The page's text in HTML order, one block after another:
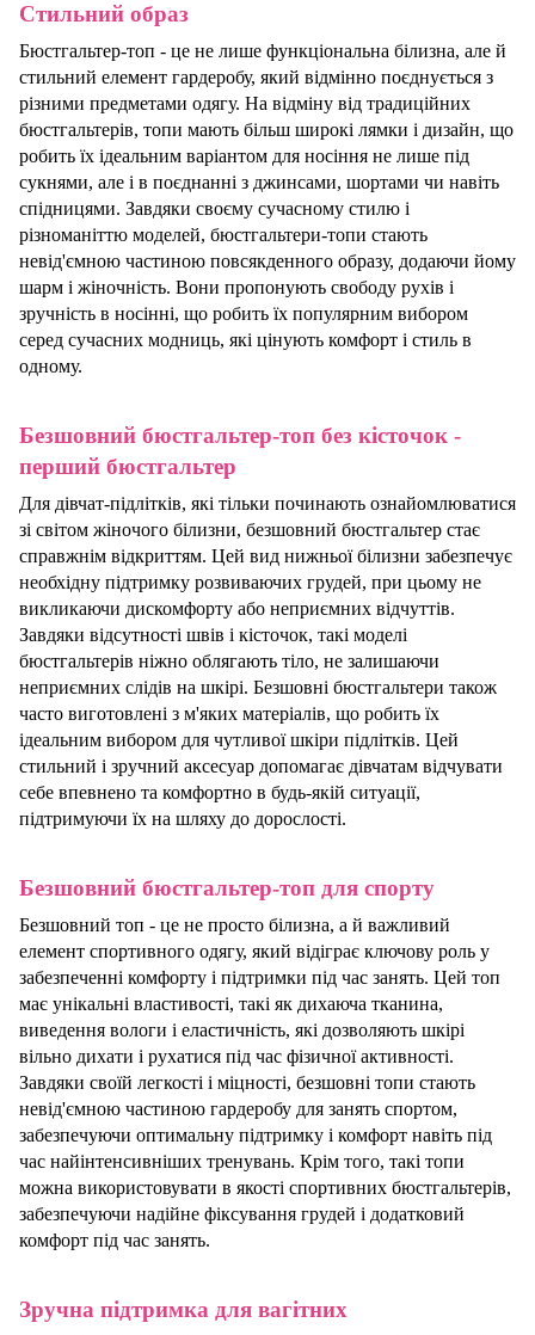
Стильний образ
Бюстгальтер-топ - це не лише функціональна білизна, але й
стильний елемент гардеробу, який відмінно поєднується з
різними предметами одягу. На відміну від традиційних
бюстгальтерів, топи мають більш широкі лямки і дизайн, що
робить їх ідеальним варіантом для носіння не лише під
сукнями, але і в поєднанні з джинсами, шортами чи навіть
спідницями. Завдяки своєму сучасному стилю і
різноманіттю моделей, бюстгальтери-топи стають
невід'ємною частиною повсякденного образу, додаючи йому
шарм і жіночність. Вони пропонують свободу рухів і
зручність в носінні, що робить їх популярним вибором
серед сучасних модниць, які цінують комфорт і стиль в
одному.
Безшовний бюстгальтер-топ без кісточок -
перший бюстгальтер
Для дівчат-підлітків, які тільки починають ознайомлюватися
зі світом жіночого білизни, безшовний бюстгальтер стає
справжнім відкриттям. Цей вид нижньої білизни забезпечує
необхідну підтримку розвиваючих грудей, при цьому не
викликаючи дискомфорту або неприємних відчуттів.
Завдяки відсутності швів і кісточок, такі моделі
бюстгальтерів ніжно облягають тіло, не залишаючи
неприємних слідів на шкірі. Безшовні бюстгальтери також
часто виготовлені з м'яких матеріалів, що робить їх
ідеальним вибором для чутливої шкіри підлітків. Цей
стильний і зручний аксесуар допомагає дівчатам відчувати
себе впевнено та комфортно в будь-якій ситуації,
підтримуючи їх на шляху до дорослості.
Безшовний бюстгальтер-топ для спорту
Безшовний топ - це не просто білизна, а й важливий
елемент спортивного одягу, який відіграє ключову роль у
забезпеченні комфорту і підтримки під час занять. Цей топ
має унікальні властивості, такі як дихаюча тканина,
виведення вологи і еластичність, які дозволяють шкірі
вільно дихати і рухатися під час фізичної активності.
Завдяки своїй легкості і міцності, безшовні топи стають
невід'ємною частиною гардеробу для занять спортом,
забезпечуючи оптимальну підтримку і комфорт навіть під
час найінтенсивніших тренувань. Крім того, такі топи
можна використовувати в якості спортивних бюстгальтерів,
забезпечуючи надійне фіксування грудей і додатковий
комфорт під час занять.
Зручна підтримка для вагітних